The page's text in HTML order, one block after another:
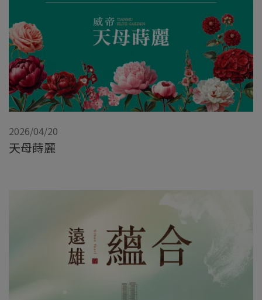
2026/04/20
天母蒔麗